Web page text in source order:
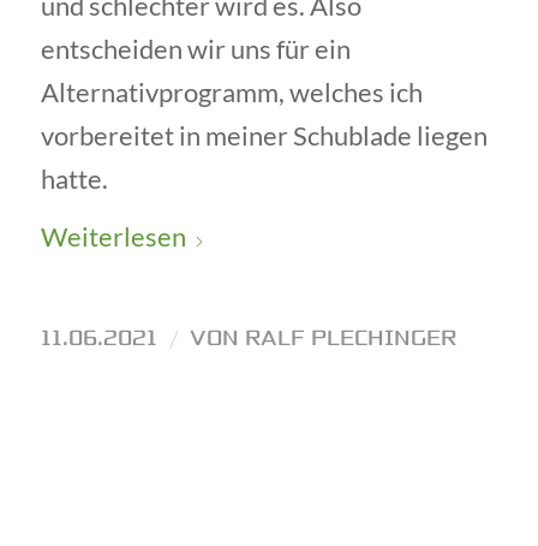
entscheiden wir uns für ein
Alternativprogramm, welches ich
vorbereitet in meiner Schublade liegen
hatte.
Weiterlesen
11.06.2021 / VON RALF PLECHINGER